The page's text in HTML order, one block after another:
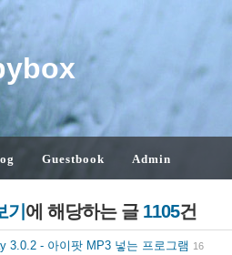
Guestbook Admin
에 해당하는 글 1105건
3.0.2 - 아이팟 MP3 넣는 프로그램 16